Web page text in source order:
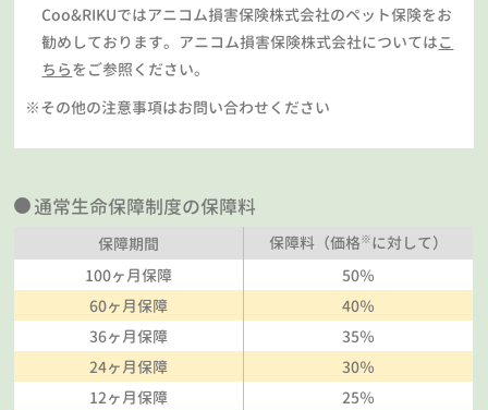
Coo&RIKUではアニコム損害保険株式会社のペット保険をお
勧めしております。アニコム損害保険株式会社についてはこ
ちらをご参照ください。
※その他の注意事項はお問い合わせください
通常生命保障制度の保障料
保障期間 保障料（価格※に対して）
100ヶ月保障
50％
60ヶ月保障
40％
36ヶ月保障
35％
24ヶ月保障
30％
12ヶ月保障
25％